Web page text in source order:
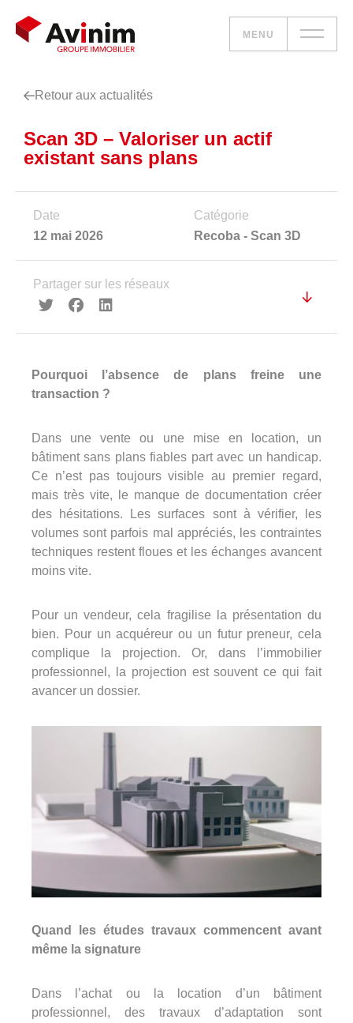
MENU
Vos besoins
Nos solutions
Le groupe
Réalisations
Nous rejoindre
À propos
Actualités
Ensemble en confiance
Groupe Avinim
Lundi au vendredi ( 8h00 – 17h00 )
Avinim Construction
Lundi au vendredi ( 8h00 – 17h00 )
Retour aux actualités
Scan 3D – Valoriser un actif
existant sans plans
Date
12 mai 2026
Catégorie
Recoba - Scan 3D
Partager sur les réseaux
Pourquoi l’absence de plans freine une
transaction ?
Dans une vente ou une mise en location, un
bâtiment sans plans fiables part avec un handicap.
Ce n’est pas toujours visible au premier regard,
mais très vite, le manque de documentation créer
des hésitations. Les surfaces sont à vérifier, les
volumes sont parfois mal appréciés, les contraintes
techniques restent floues et les échanges avancent
moins vite.
Pour un vendeur, cela fragilise la présentation du
bien. Pour un acquéreur ou un futur preneur, cela
complique la projection. Or, dans l’immobilier
professionnel, la projection est souvent ce qui fait
avancer un dossier.
Quand les études travaux commencent avant
même la signature
Dans l’achat ou la location d’un bâtiment
professionnel, des travaux d’adaptation sont